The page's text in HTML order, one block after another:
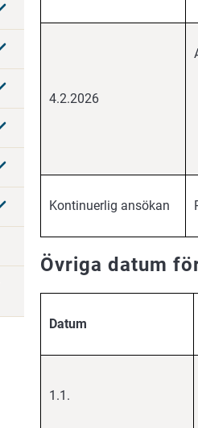
4.2.2026
Kontinuerlig ansökan
Övriga datum
Datum
1.1.